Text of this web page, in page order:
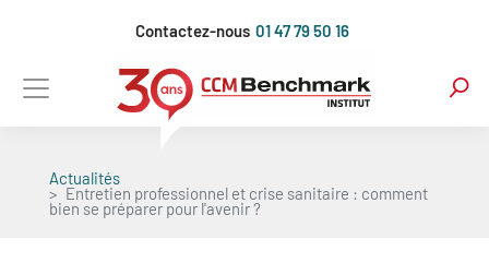
principal
Contactez-nous 01 47 79 50 16
Actualités
Entretien professionnel et crise sanitaire : comment
bien se préparer pour l'avenir ?